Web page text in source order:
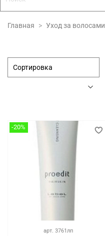
Главная Уход за волосами
-20%
арт. 3761лп